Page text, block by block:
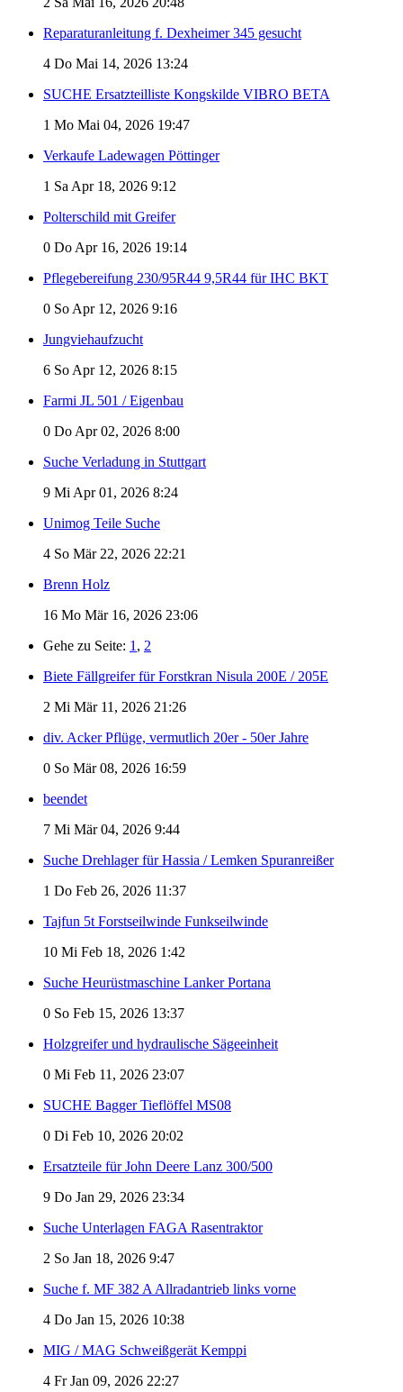
Reparaturanleitung f. Dexheimer 345 gesucht
4 Do Mai 14, 2026 13:24
SUCHE Ersatzteilliste Kongskilde VIBRO BETA
1 Mo Mai 04, 2026 19:47
Verkaufe Ladewagen Pöttinger
1 Sa Apr 18, 2026 9:12
Polterschild mit Greifer
0 Do Apr 16, 2026 19:14
Pflegebereifung 230/95R44 9,5R44 für IHC BKT
0 So Apr 12, 2026 9:16
Jungviehaufzucht
6 So Apr 12, 2026 8:15
Farmi JL 501 / Eigenbau
0 Do Apr 02, 2026 8:00
Suche Verladung in Stuttgart
9 Mi Apr 01, 2026 8:24
Unimog Teile Suche
4 So Mär 22, 2026 22:21
Brenn Holz
16 Mo Mär 16, 2026 23:06
Gehe zu Seite: 1 , 2
Biete Fällgreifer für Forstkran Nisula 200E / 205E
2 Mi Mär 11, 2026 21:26
div. Acker Pflüge, vermutlich 20er - 50er Jahre
0 So Mär 08, 2026 16:59
beendet
7 Mi Mär 04, 2026 9:44
Suche Drehlager für Hassia / Lemken Spuranreißer
1 Do Feb 26, 2026 11:37
Tajfun 5t Forstseilwinde Funkseilwinde
10 Mi Feb 18, 2026 1:42
Suche Heurüstmaschine Lanker Portana
0 So Feb 15, 2026 13:37
Holzgreifer und hydraulische Sägeeinheit
0 Mi Feb 11, 2026 23:07
SUCHE Bagger Tieflöffel MS08
0 Di Feb 10, 2026 20:02
Ersatzteile für John Deere Lanz 300/500
9 Do Jan 29, 2026 23:34
Suche Unterlagen FAGA Rasentraktor
2 So Jan 18, 2026 9:47
Suche f. MF 382 A Allradantrieb links vorne
4 Do Jan 15, 2026 10:38
MIG / MAG Schweißgerät Kemppi
4 Fr Jan 09, 2026 22:27